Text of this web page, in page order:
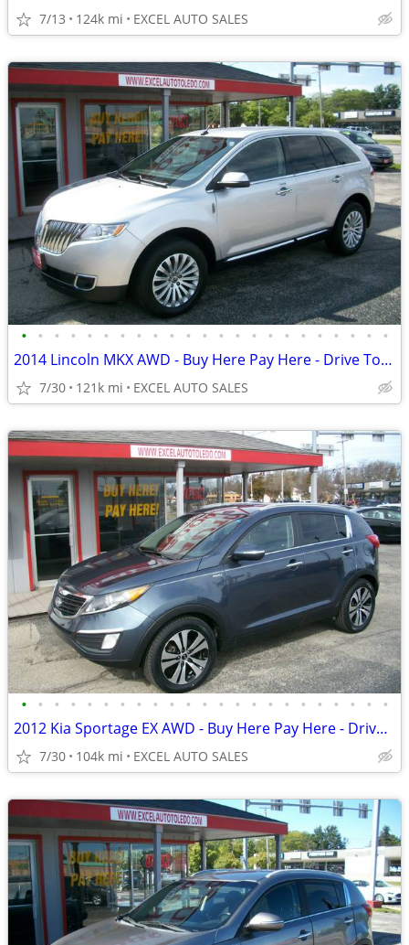
7/13 124k mi EXCEL AUTO SALES
• • • • • • • • • • • • • • • • • • • • • • •
2014 Lincoln MKX AWD - Buy Here Pay Here - Drive Today
7/30 121k mi EXCEL AUTO SALES
• • • • • • • • • • • • • • • • • • • • • • •
2012 Kia Sportage EX AWD - Buy Here Pay Here - Drive Today
7/30 104k mi EXCEL AUTO SALES